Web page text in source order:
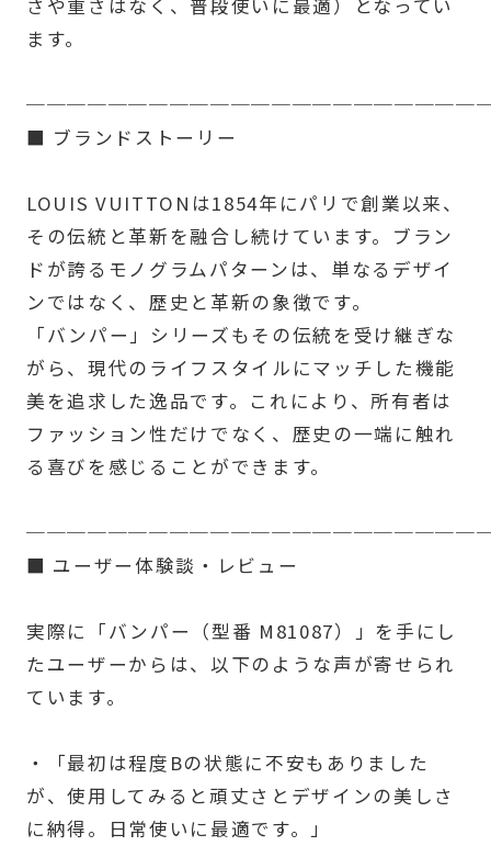
ます。
■ ブランドストーリー
LOUIS VUITTONは1854年にパリで創業以来、
その伝統と革新を融合し続けています。ブラン
ドが誇るモノグラムパターンは、単なるデザイ
ンではなく、歴史と革新の象徴です。
「バンパー」シリーズもその伝統を受け継ぎな
がら、現代のライフスタイルにマッチした機能
美を追求した逸品です。これにより、所有者は
ファッション性だけでなく、歴史の一端に触れ
る喜びを感じることができます。
■ ユーザー体験談・レビュー
実際に「バンパー（型番 M81087）」を手にし
たユーザーからは、以下のような声が寄せられ
ています。
・「最初は程度Bの状態に不安もありました
が、使用してみると頑丈さとデザインの美しさ
に納得。日常使いに最適です。」